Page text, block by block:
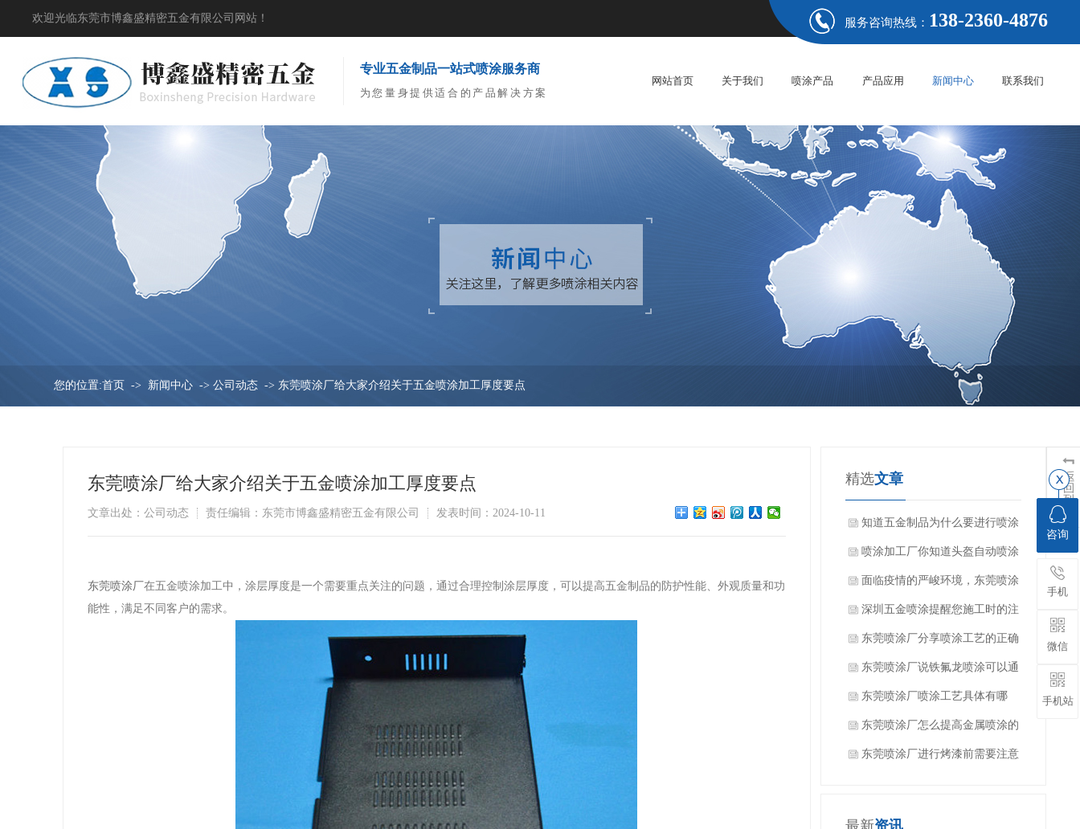
欢迎光临东莞市博鑫盛精密五金有限公司网站！ 服务咨询热线： 138-2360-4876
专业五金制品一站式喷涂服务商
为您量身提供适合的产品解决方案
网站首页 关于我们 喷涂产品 产品应用 新闻中心 联系我们
您的位置:首页 -> 新闻中心 ->公司动态 -> 东莞喷涂厂给大家介绍关于五金喷涂加工厚度要点
东莞喷涂厂给大家介绍关于五金喷涂加工厚度要点
文章出处：公司动态 责任编辑：东莞市博鑫盛精密五金有限公司 发表时间：2024-10-11
东莞喷涂厂在五金喷涂加工中，涂层厚度是一个需要重点关注的问题，通过合理控制涂层厚度，可以提高五金制品的防护性能、外观质量和功
能性，满足不同客户的需求。
精选文章
知道五金制品为什么要进行喷涂
加工吗？
喷涂加工厂你知道头盔自动喷涂
设备的特点吗？
面临疫情的严峻环境，东莞喷涂
厂家该如何顺利开展工作？
深圳五金喷涂提醒您施工时的注
意要点
东莞喷涂厂分享喷涂工艺的正确
操作和技巧
东莞喷涂厂说铁氟龙喷涂可以通
过几种方法测试储存变质问题
东莞喷涂厂喷涂工艺具体有哪
些？
东莞喷涂厂怎么提高金属喷涂的
效果？
东莞喷涂厂进行烤漆前需要注意
最新资讯
咨询
手机
微信
手机站